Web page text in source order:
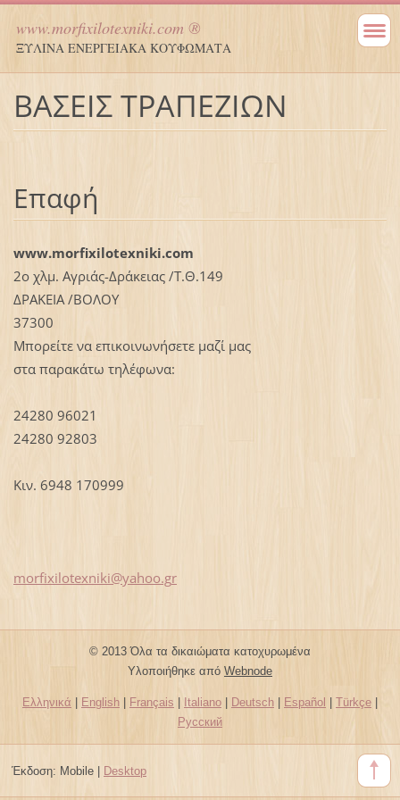
www.morfixilotexniki.com ®
ΞΥΛΙΝΑ ΕΝΕΡΓΕΙΑΚΑ ΚΟΥΦΩΜΑΤΑ
ΒΑΣΕΙΣ ΤΡΑΠΕΖΙΩΝ
Επαφή
www.morfixilotexniki.com
2ο χλμ. Αγριάς-Δράκειας /Τ.Θ.149
ΔΡΑΚΕΙΑ /ΒΟΛΟΥ
37300
Μπορείτε να επικοινωνήσετε μαζί μας
στα παρακάτω τηλέφωνα:
24280 96021
24280 92803
Κιν. 6948 170999
morfixilotexniki@yahoo.gr
© 2013 Όλα τα δικαιώματα κατοχυρωμένα
Υλοποιήθηκε από Webnode
Ελληνικά | English | Français | Italiano | Deutsch | Español | Türkçe |
Русский
Έκδοση: Mobile| Desktop